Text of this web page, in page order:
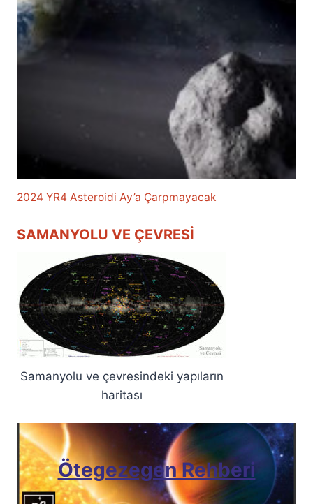
2024 YR4 Asteroidi Ay’a Çarpmayacak
SAMANYOLU VE ÇEVRESI
Samanyolu ve çevresindeki yapıların
haritası
Ötegezegen Rehberi